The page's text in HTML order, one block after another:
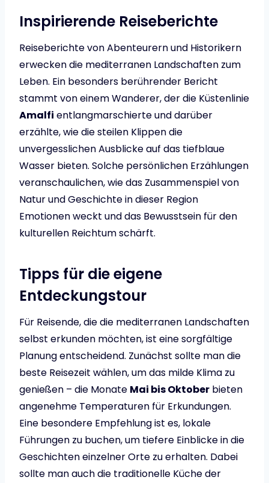
Inspirierende Reiseberichte
Reiseberichte von Abenteurern und Historikern
erwecken die mediterranen Landschaften zum
Leben. Ein besonders berührender Bericht
stammt von einem Wanderer, der die Küstenlinie
Amalfi entlangmarschierte und darüber
erzählte, wie die steilen Klippen die
unvergesslichen Ausblicke auf das tiefblaue
Wasser bieten. Solche persönlichen Erzählungen
veranschaulichen, wie das Zusammenspiel von
Natur und Geschichte in dieser Region
Emotionen weckt und das Bewusstsein für den
kulturellen Reichtum schärft.
Tipps für die eigene
Entdeckungstour
Für Reisende, die die mediterranen Landschaften
selbst erkunden möchten, ist eine sorgfältige
Planung entscheidend. Zunächst sollte man die
beste Reisezeit wählen, um das milde Klima zu
genießen – die Monate Mai bis Oktober bieten
angenehme Temperaturen für Erkundungen.
Eine besondere Empfehlung ist es, lokale
Führungen zu buchen, um tiefere Einblicke in die
Geschichten einzelner Orte zu erhalten. Dabei
sollte man auch die traditionelle Küche der